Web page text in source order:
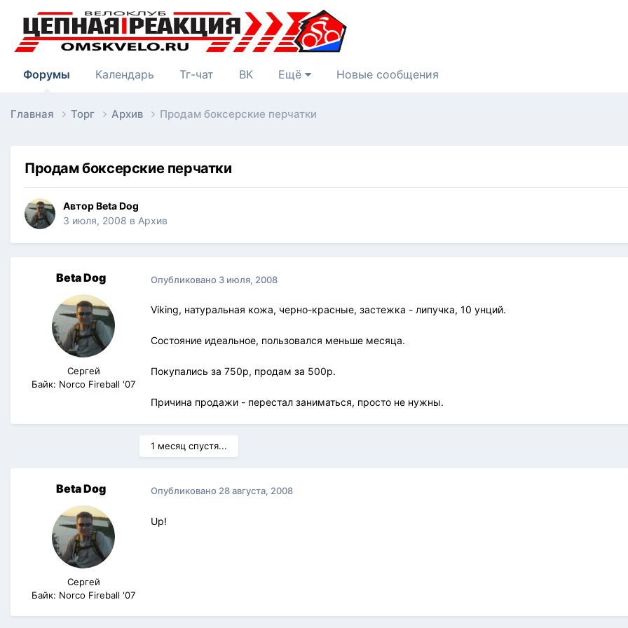
Форумы Календарь Тг-чат ВК Ещё Новые сообщения
Главная Торг Архив Продам боксерские перчатки
Продам боксерские перчатки
АвторBeta Dog
3 июля, 2008 в Архив
Beta Dog
Сергей
Байк: Norco Fireball '07
Опубликовано 3 июля, 2008
Viking, натуральная кожа, черно-красные, застежка - липучка, 10 унций.
Состояние идеальное, пользовался меньше месяца.
Покупались за 750р, продам за 500р.
Причина продажи - перестал заниматься, просто не нужны.
1 месяц спустя...
Beta Dog
Сергей
Байк: Norco Fireball '07
Опубликовано 28 августа, 2008
Up!